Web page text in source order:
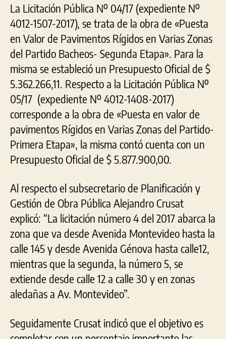
La Licitación Pública Nº 04/17 (expediente Nº
4012-1507-2017), se trata de la obra de «Puesta
en Valor de Pavimentos Rígidos en Varias Zonas
del Partido Bacheos- Segunda Etapa». Para la
misma se estableció un Presupuesto Oficial de $
5.362.266,11. Respecto a la Licitación Pública Nº
05/17 (expediente Nº 4012-1408-2017)
corresponde a la obra de «Puesta en valor de
pavimentos Rígidos en Varias Zonas del Partido-
Primera Etapa», la misma contó cuenta con un
Presupuesto Oficial de $ 5.877.900,00.
Al respecto el subsecretario de Planificación y
Gestión de Obra Pública Alejandro Crusat
explicó: “La licitación número 4 del 2017 abarca la
zona que va desde Avenida Montevideo hasta la
calle 145 y desde Avenida Génova hasta calle12,
mientras que la segunda, la número 5, se
extiende desde calle 12 a calle 30 y en zonas
aledañas a Av. Montevideo”.
Seguidamente Crusat indicó que el objetivo es